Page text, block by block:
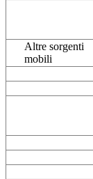
Altre sorgenti
mobili